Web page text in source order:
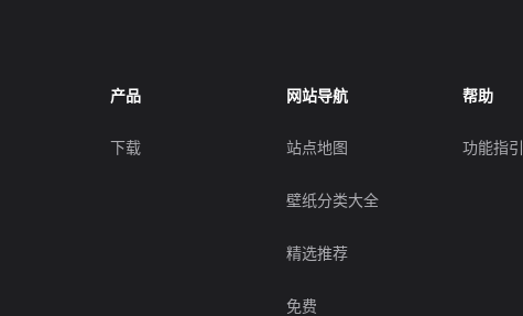
产品
下载
网站导航
站点地图
壁纸分类大全
精选推荐
免费
帮助
功能指引